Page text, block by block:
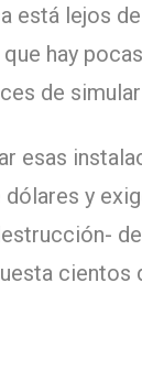
está lejos
hay
de
esas
y
cientos